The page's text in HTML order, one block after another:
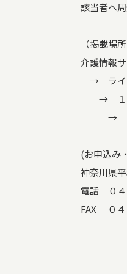
該当者へ
（掲載場所
介護情報
→ ライ
→ １０
→ そ
(お申込み
神奈川県
電話 ０４
FAX ０４